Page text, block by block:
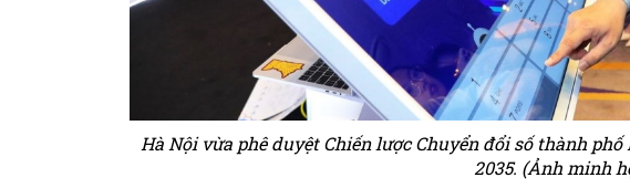
Hà Nội vừa phê duyệt Chiến lược Chuyển đổi số thành
2035. (Ảnh minh